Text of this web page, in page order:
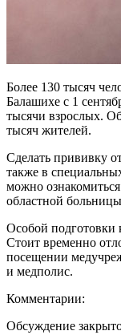
Более 130 тысяч
Балашихе с 1
тысячи взрослых.
тысяч жителей.
Сделать прививку
также в
можно
областной
Особой подготовки
Стоит временно
посещении
и медполис.
Комментарии:
Обсуждение